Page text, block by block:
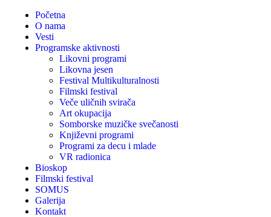
Početna
O nama
Vesti
Programske aktivnosti
Likovni programi
Likovna jesen
Festival Multikulturalnosti
Filmski festival
Veče uličnih svirača
Art okupacija
Somborske muzičke svečanosti
Književni programi
Programi za decu i mlade
VR radionica
Bioskop
Filmski festival
SOMUS
Galerija
Kontakt